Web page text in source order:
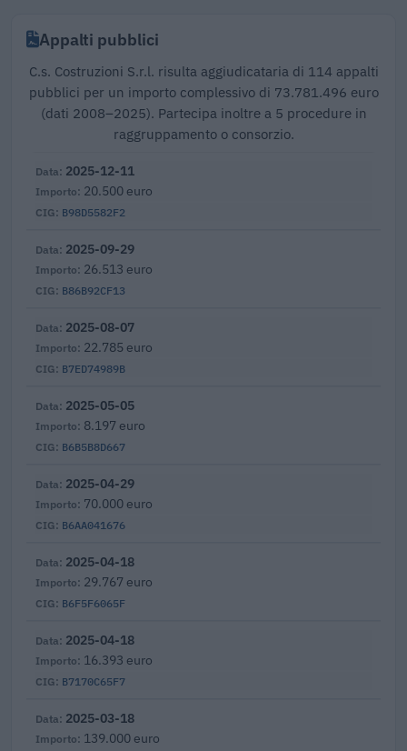
Appalti pubblici
C.s. Costruzioni S.r.l. risulta aggiudicataria di 114 appalti
pubblici per un importo complessivo di 73.781.496 euro
(dati 2008–2025). Partecipa inoltre a 5 procedure in
raggruppamento o consorzio.
B98D5582F2
2025-12-11
20.500 euro
B86B92CF13
2025-09-29
26.513 euro
B7ED74989B
2025-08-07
22.785 euro
B6B5B8D667
2025-05-05
8.197 euro
B6AA041676
2025-04-29
70.000 euro
B6F5F6065F
2025-04-18
29.767 euro
B7170C65F7
2025-04-18
16.393 euro
2025-03-18
139.000 euro